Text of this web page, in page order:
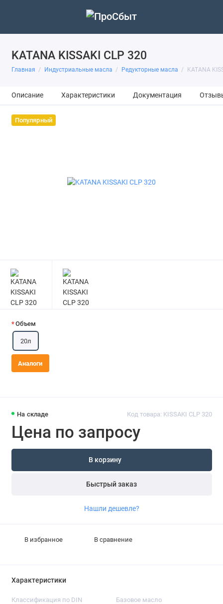
KATANA KISSAKI CLP 320
Главная Индустриальные масла Pедукторные масла KATANA
Описание Характеристики Документация
Популярный
На складе Код товара: KISSAKI CLP 320
Цена по запросу
В корзину
Быстрый заказ
Нашли дешевле?
В избранное В сравнение
Объем
20л
Аналоги
Характеристики
Классификация по DIN Базовое масло